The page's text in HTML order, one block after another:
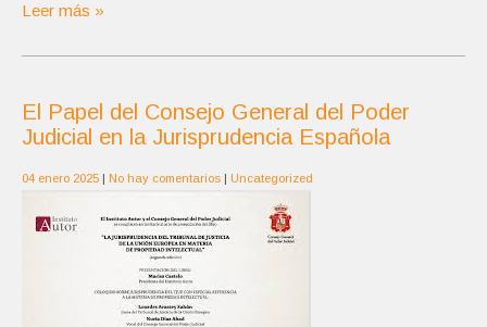
Leer más »
El Papel del Consejo General del Poder
Judicial en la Jurisprudencia Española
04 enero 2025 No hay comentarios Uncategorized